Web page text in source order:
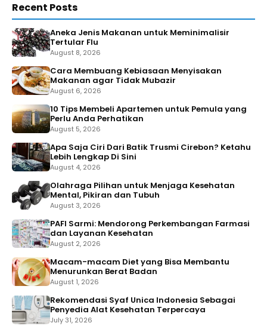
Recent Posts
Aneka Jenis Makanan untuk Meminimalisir
Tertular Flu
August 8, 2026
Cara Membuang Kebiasaan Menyisakan
Makanan agar Tidak Mubazir
August 6, 2026
10 Tips Membeli Apartemen untuk Pemula yang
Perlu Anda Perhatikan
August 5, 2026
Apa Saja Ciri Dari Batik Trusmi Cirebon? Ketahu
Lebih Lengkap Di Sini
August 4, 2026
Olahraga Pilihan untuk Menjaga Kesehatan
Mental, Pikiran dan Tubuh
August 3, 2026
PAFI Sarmi: Mendorong Perkembangan Farmasi
dan Layanan Kesehatan
August 2, 2026
Macam-macam Diet yang Bisa Membantu
Menurunkan Berat Badan
August 1, 2026
Rekomendasi Syaf Unica Indonesia Sebagai
Penyedia Alat Kesehatan Terpercaya
July 31, 2026